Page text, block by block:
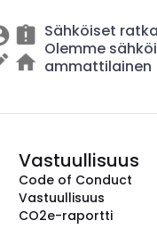
Sähköiset
Olemme
ammattilainen
Vastuullisuus
Code of Conduct
Vastuullisuus
CO2e-raportti